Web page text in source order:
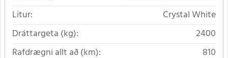
Litur:
Crystal White
Dráttargeta (kg):
2400
Rafdrægni allt að (km):
810